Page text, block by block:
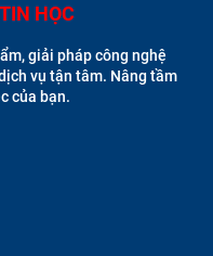
HỌC
giải pháp công nghệ
vụ tận tâm. Nâng tầm
của bạn.